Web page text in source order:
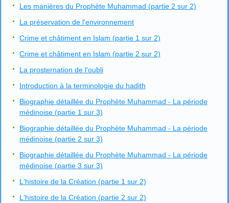
Les manières du Prophète Muhammad (partie 2 sur 2)
La préservation de l'environnement
Crime et châtiment en Islam (partie 1 sur 2)
Crime et châtiment en Islam (partie 2 sur 2)
La prosternation de l'oubli
Introduction à la terminologie du hadith
Biographie détaillée du Prophète Muhammad - La période
médinoise (partie 1 sur 3)
Biographie détaillée du Prophète Muhammad - La période
médinoise (partie 2 sur 3)
Biographie détaillée du Prophète Muhammad - La période
médinoise (partie 3 sur 3)
L'histoire de la Création (partie 1 sur 2)
L'histoire de la Création (partie 2 sur 2)